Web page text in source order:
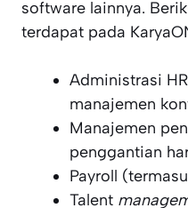
software lainnya.
terdapat pada
Administrasi
manajemen
Manajemen
penggantian
Payroll
Talent